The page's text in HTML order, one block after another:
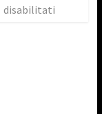
disabilitati